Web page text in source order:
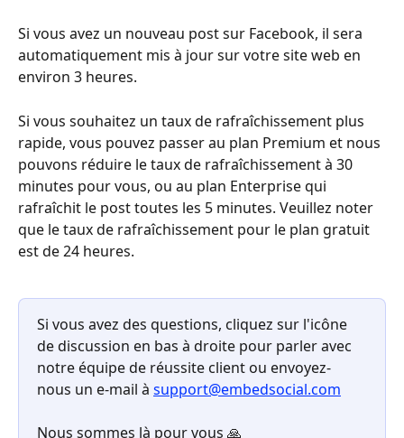
Si vous avez un nouveau post sur Facebook, il sera
automatiquement mis à jour sur votre site web en
environ 3 heures.
Si vous souhaitez un taux de rafraîchissement plus
rapide, vous pouvez passer au plan Premium et nous
pouvons réduire le taux de rafraîchissement à 30
minutes pour vous, ou au plan Enterprise qui
rafraîchit le post toutes les 5 minutes. Veuillez noter
que le taux de rafraîchissement pour le plan gratuit
est de 24 heures.
Si vous avez des questions, cliquez sur l'icône
de discussion en bas à droite pour parler avec
notre équipe de réussite client ou envoyez-
nous un e-mail à support@embedsocial.com
Nous sommes là pour vous 🙏